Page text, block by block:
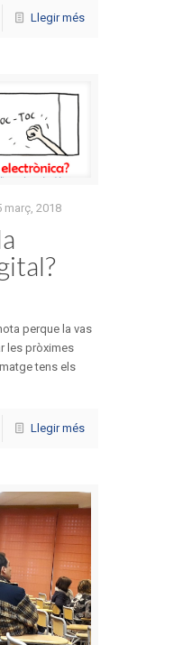
Llegir més
març, 2018
perque la vas
les pròximes
tens els
Llegir més